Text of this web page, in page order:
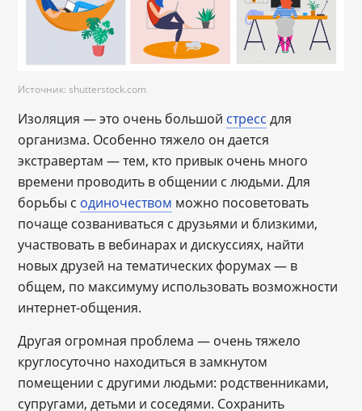
Источник: shutterstock.com
Изоляция — это очень большой стресс для
организма. Особенно тяжело он дается
экстравертам — тем, кто привык очень много
времени проводить в общении с людьми. Для
борьбы с одиночеством можно посоветовать
почаще созваниваться с друзьями и близкими,
участвовать в вебинарах и дискуссиях, найти
новых друзей на тематических форумах — в
общем, по максимуму использовать возможности
интернет-общения.
Другая огромная проблема — очень тяжело
круглосуточно находиться в замкнутом
помещении с другими людьми: родственниками,
супругами, детьми и соседями. Сохранить